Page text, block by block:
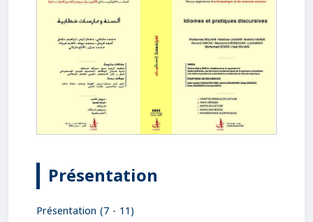
Présentation
Présentation (7 - 11)